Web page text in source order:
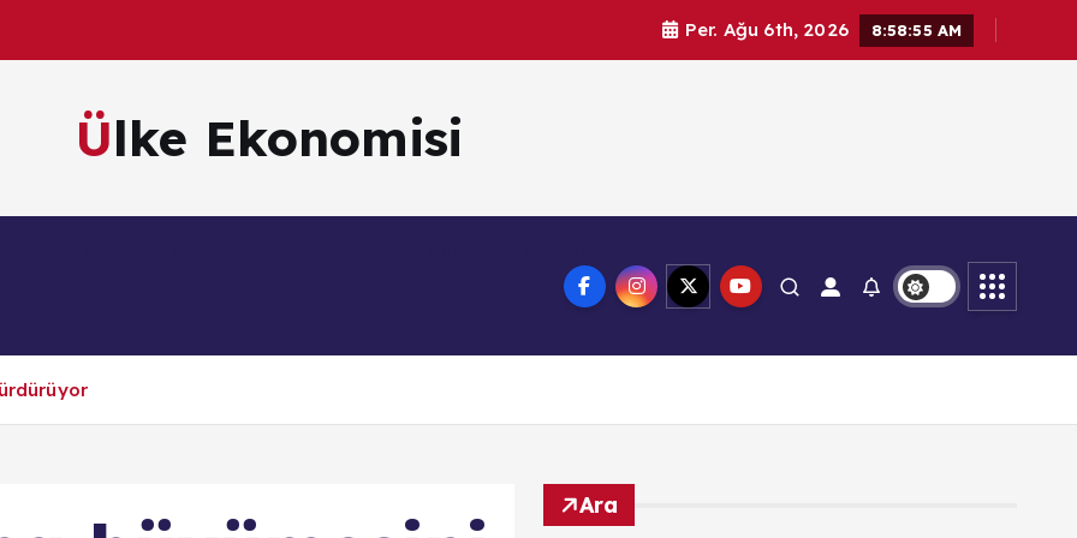
Per. Ağu 6th, 2026 8:58:56 AM
Ülke Ekonomisi
Ara